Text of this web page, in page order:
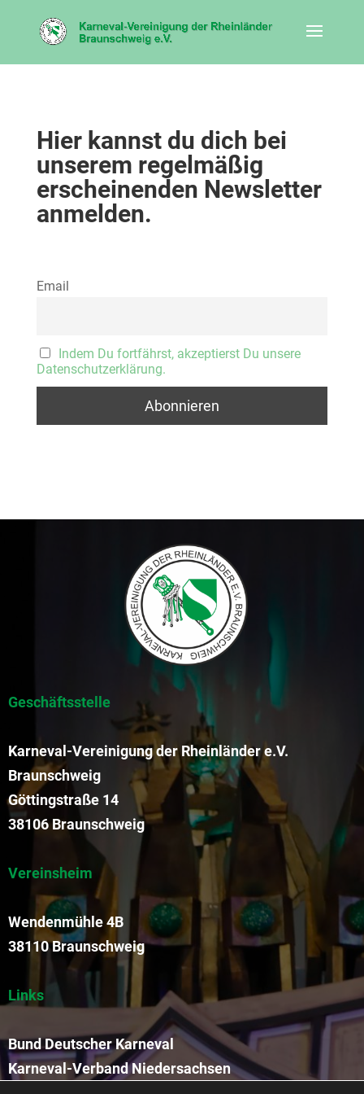
Hier kannst du dich bei
unserem regelmäßig
erscheinenden Newsletter
anmelden.
Email
Indem Du fortfährst, akzeptierst Du unsere
Datenschutzerklärung.
Geschäftsstelle
Karneval-Vereinigung der Rheinländer e.V.
Braunschweig
Göttingstraße 14
38106 Braunschweig
Vereinsheim
Wendenmühle 4B
38110 Braunschweig
Links
Bund Deutscher Karneval
Karneval-Verband Niedersachsen